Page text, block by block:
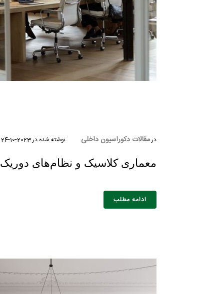
درمقالات دکوراسیون داخلی نوشته شده در2023-10-24
معماری کلاسیک و نظام‌های دوریک
ادامه مطلب